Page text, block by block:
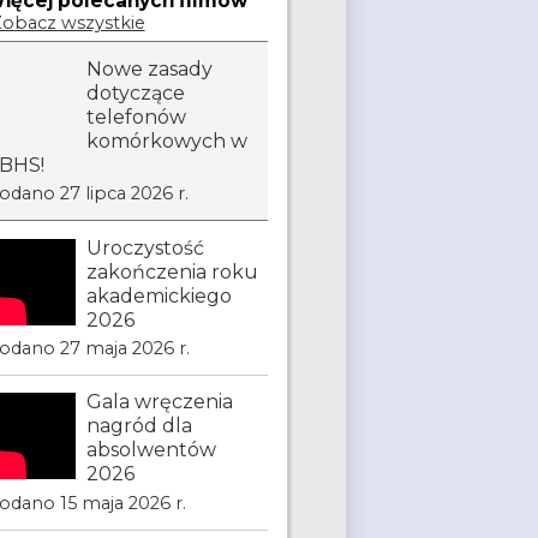
wszystkie
Nowe zasady
dotyczące
telefonów
komórkowych w
27 lipca 2026 r.
Uroczystość
zakończenia roku
akademickiego
2026
27 maja 2026 r.
Gala wręczenia
nagród dla
absolwentów
2026
15 maja 2026 r.